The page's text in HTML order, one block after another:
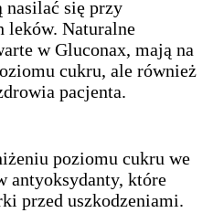
się przy
leków. Naturalne
w Gluconax, mają na
cukru, ale również
pacjenta.
poziomu cukru we
antyoksydanty, które
przed uszkodzeniami.